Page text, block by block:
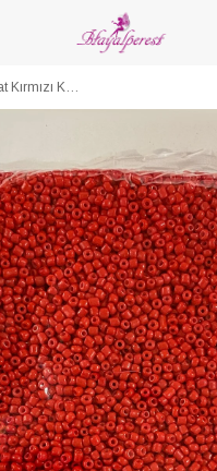
Mat Kırmızı Kum Boncuk 3 mm 500 gr